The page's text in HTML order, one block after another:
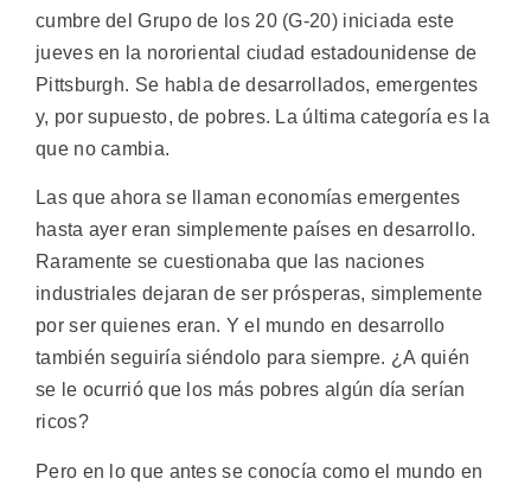
cumbre del Grupo de los 20 (G-20) iniciada este
jueves en la nororiental ciudad estadounidense de
Pittsburgh. Se habla de desarrollados, emergentes
y, por supuesto, de pobres. La última categoría es la
que no cambia.
Las que ahora se llaman economías emergentes
hasta ayer eran simplemente países en desarrollo.
Raramente se cuestionaba que las naciones
industriales dejaran de ser prósperas, simplemente
por ser quienes eran. Y el mundo en desarrollo
también seguiría siéndolo para siempre. ¿A quién
se le ocurrió que los más pobres algún día serían
ricos?
Pero en lo que antes se conocía como el mundo en